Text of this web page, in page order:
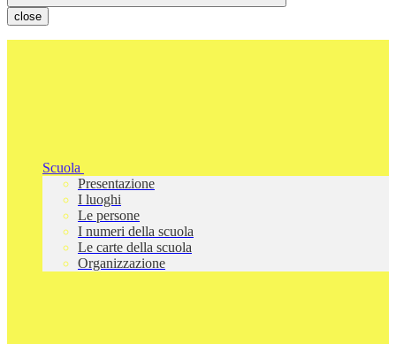
close
Scuola
Presentazione
I luoghi
Le persone
I numeri della scuola
Le carte della scuola
Organizzazione